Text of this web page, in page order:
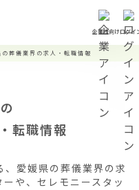
企業様向けログイ
の葬儀業界の求人・転職情報
の
転職情報
愛媛県の葬儀業界の求
や、セレモニースタッ